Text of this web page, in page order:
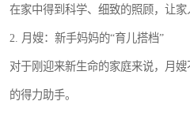
在家中得到科学、细致的照顾，让家
2. 月嫂：新手妈妈的“育儿搭档”
对于刚迎来新生命的家庭来说，月
的得力助手。